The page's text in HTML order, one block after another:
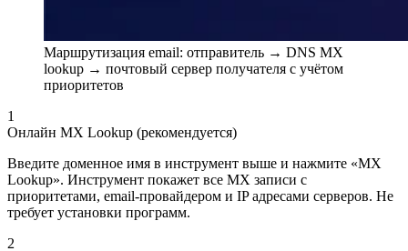
Маршрутизация email: отправитель → DNS MX
lookup → почтовый сервер получателя с учётом
приоритетов
1
Онлайн MX Lookup (рекомендуется)
Введите доменное имя в инструмент выше и нажмите «MX
Lookup». Инструмент покажет все MX записи с
приоритетами, email-провайдером и IP адресами серверов. Не
требует установки программ.
2